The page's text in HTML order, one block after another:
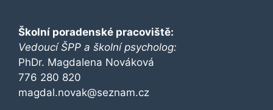
Školní poradenské pracoviště:
Vedoucí ŠPP a školní psycholog:
PhDr. Magdalena Nováková
776 280 820
magdal.novak@seznam.cz